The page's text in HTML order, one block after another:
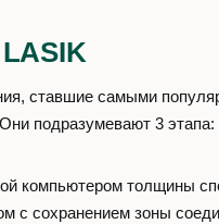
ставшие самыми
подразумевают 3 этапа:
компьютером толщины
с сохранением зоны